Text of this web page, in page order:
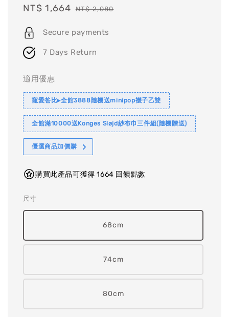
Sale
NT$ 1,664 Regular
NT$ 2,080
Secure payments
7 Days Return
適用優惠
寵愛爸比▸全館3888隨機送minipop襪子乙雙
全館滿10000送Konges Sløjd紗布巾三件組(隨機贈送)
優選商品加價購
購買此產品可獲得 1664 回饋點數
尺寸
68cm
74cm
80cm